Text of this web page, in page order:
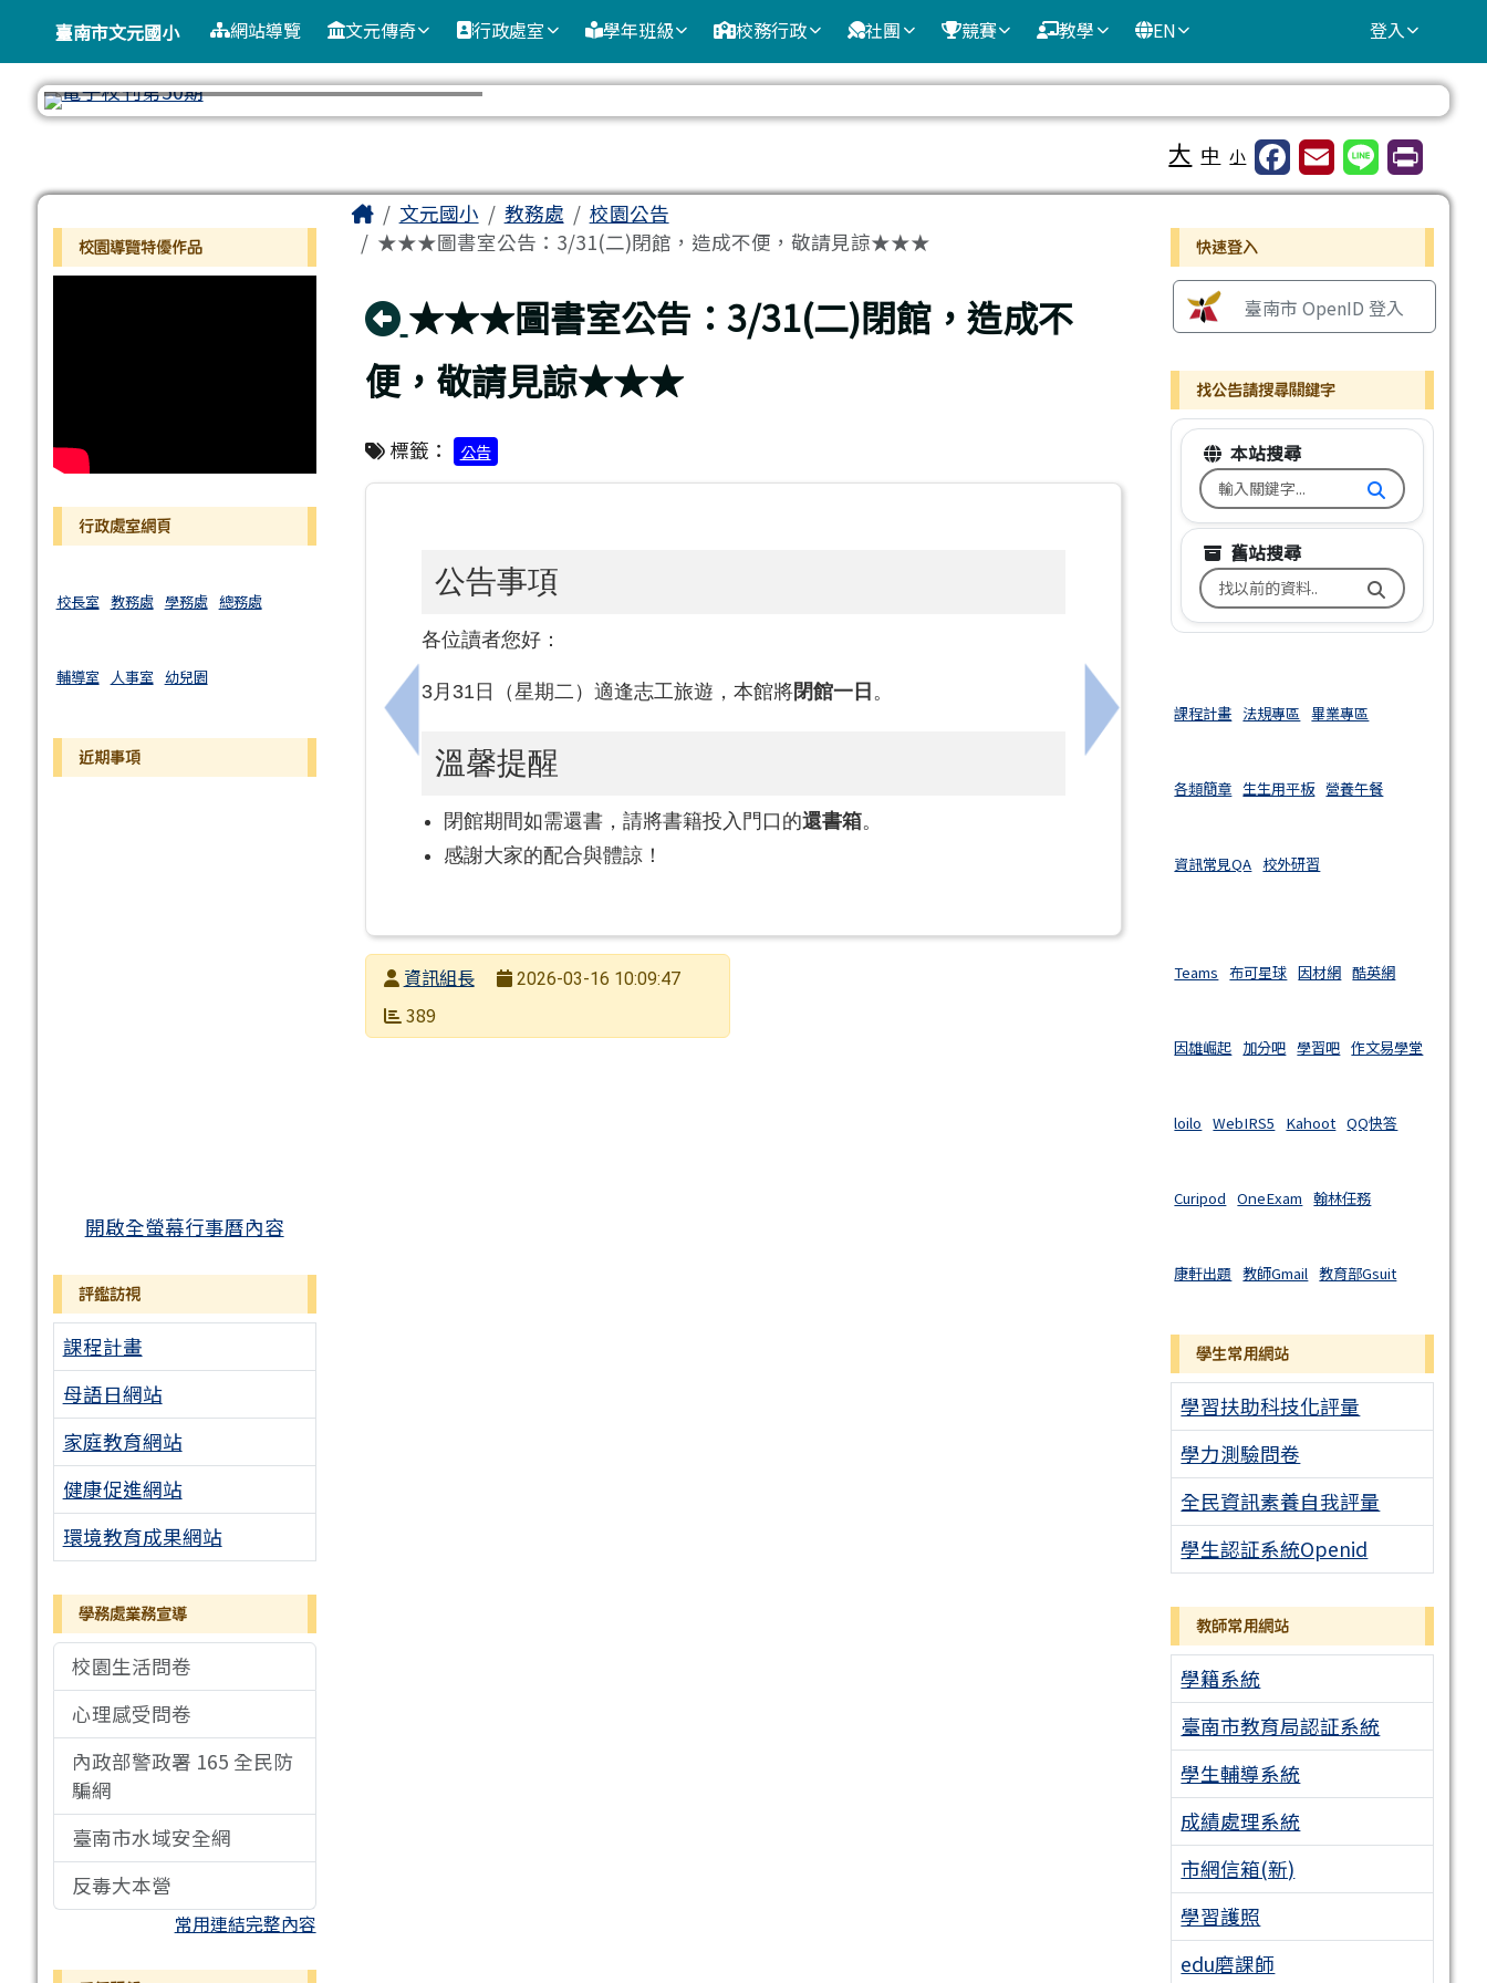
臺南市文元國小
導覽列臺南市文元國小 網站導覽 文元傳奇 行政處室 學年班級 校務行政 社團 競賽 教學 EN 登入
大 中 小
左邊區域內容
校園導覽特優作品
行政處室網頁
校長室 教務處 學務處 總務處
輔導室 人事室 幼兒園
近期事項
開啟全螢幕行事曆內容
評鑑訪視
課程計畫
母語日網站
家庭教育網站
健康促進網站
環境教育成果網站
學務處業務宣導
校園生活問卷
心理感受問卷
內政部警政署 165 全民防
騙網
臺南市水域安全網
反毒大本營
常用連結完整內容
主內容區域
Home文元國小 教務處
校園公告
★★★圖書室公告：3/31(二)閉館，造成不便，敬請見諒★★★
回上頁
★★★圖書室公告：3/31(二)閉館，造成不
便，敬請見諒★★★
標籤： 公告
上一筆：轉知本市國教輔導團英語團辦理讓每個孩子在每一堂課都有學習:數位融入英語課中差異化教學
公告事項
各位讀者您好：
3月31日（星期二）適逢志工旅遊，本館將閉館一日 。
溫馨提醒
閉館期間如需還書，請將書籍投入門口的還書箱。
感謝大家的配合與體諒！
下一筆：轉知「115年度教師專業成長研
發布者資訊組長
發布日期
2026-03-16 10:09:47
瀏覽次數
389
右邊區域內容
快速登入
臺南市 OpenID 登入
找公告請搜尋關鍵字
本站搜尋
搜尋台南市文元國小全球資訊網
舊站搜尋
搜尋台南市文元國小舊校網關鍵
課程計畫 法規專區 畢業專區
各類簡章 生生用平板 營養午餐
資訊常見QA 校外研習
Teams 布可星球 因材網 酷英網
因雄崛起 加分吧 學習吧 作文易學堂
loilo WebIRS5 Kahoot QQ快答
Curipod OneExam 翰林任務
康軒出題 教師Gmail 教育部Gsuit
學生常用網站
學習扶助科技化評量
學力測驗問卷
全民資訊素養自我評量
學生認証系統Openid
教師常用網站
學籍系統
臺南市教育局認証系統
學生輔導系統
成績處理系統
市網信箱(新)
學習護照
edu磨課師
頁尾區域